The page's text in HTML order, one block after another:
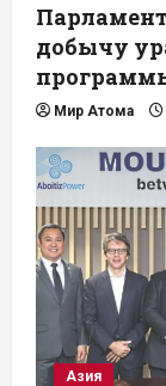
добычу
Мир Атома
Азия